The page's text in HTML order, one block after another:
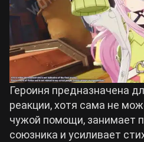
Героиня предназначена
реакции, хотя сама не
чужой помощи, занимает
союзника и усиливает